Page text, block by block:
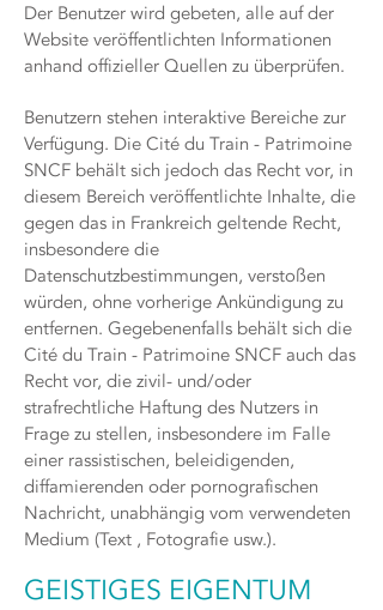
Der Benutzer wird gebeten, alle auf der
Website veröffentlichten Informationen
anhand offizieller Quellen zu überprüfen.
Benutzern stehen interaktive Bereiche zur
Verfügung. Die Cité du Train - Patrimoine
SNCF behält sich jedoch das Recht vor, in
diesem Bereich veröffentlichte Inhalte, die
gegen das in Frankreich geltende Recht,
insbesondere die
Datenschutzbestimmungen, verstoßen
würden, ohne vorherige Ankündigung zu
entfernen. Gegebenenfalls behält sich die
Cité du Train - Patrimoine SNCF auch das
Recht vor, die zivil- und/oder
strafrechtliche Haftung des Nutzers in
Frage zu stellen, insbesondere im Falle
einer rassistischen, beleidigenden,
diffamierenden oder pornografischen
Nachricht, unabhängig vom verwendeten
Medium (Text , Fotografie usw.).
GEISTIGES EIGENTUM